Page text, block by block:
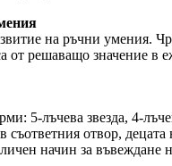
на ръчни умения.
решаващо значение в
5-лъчева звезда, 4-
отвор,
начин за въвеждане